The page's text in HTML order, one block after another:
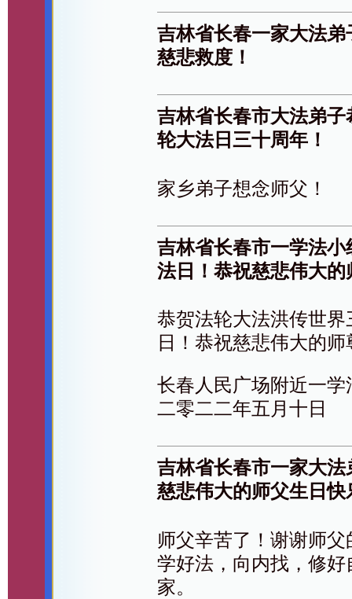
吉林省长春一家大法
慈悲救度！
吉林省长春市大法弟
轮大法日三十周年！
家乡弟子想念师父！
吉林省长春市一学法
法日！恭祝慈悲伟大
恭贺法轮大法洪传世
日！恭祝慈悲伟大的
长春人民广场附近一
二零二二年五月十日
吉林省长春市一家大
慈悲伟大的师父生日快
师父辛苦了！谢谢师
学好法，向内找，修
家。